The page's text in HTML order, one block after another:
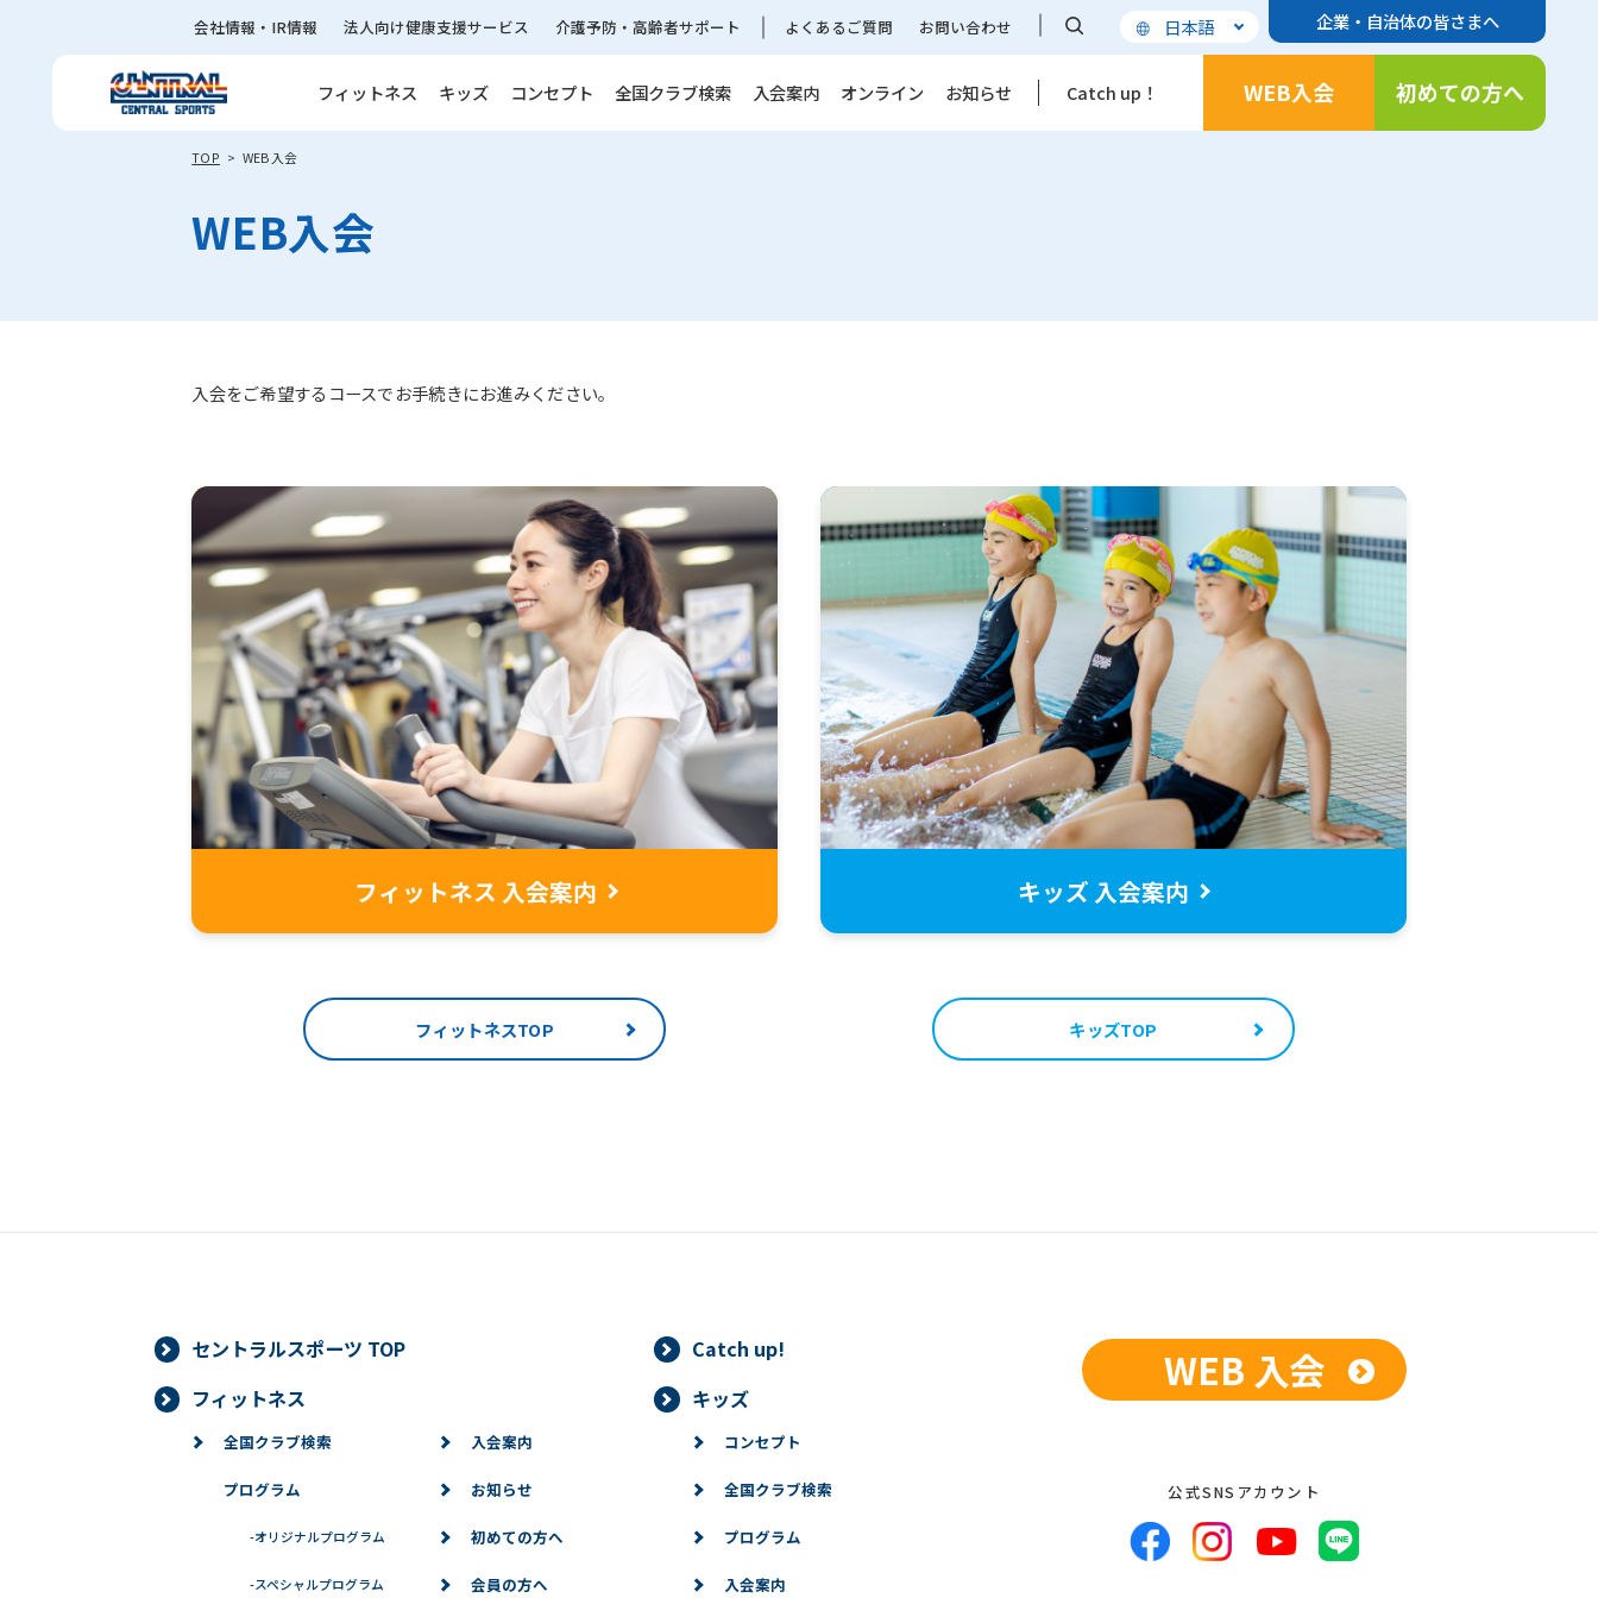
会社情報・IR情報 法人向け健康支援サービス 介護予防・高齢者サポート よくあるご質問 お問い合わせ 日本語 企業・自治体の皆さまへ
フィットネス キッズ コンセプト 全国クラブ検索 入会案内 オンライン お知らせ Catch up！ WEB入会 初めての方へ
TOP WEB入会
WEB入会
入会をご希望するコースでお手続きにお進みください。
フィットネス 入会案内
フィットネスTOP
キッズ 入会案内
キッズTOP
セントラルスポーツ TOP
Catch up!
フィットネス
全国クラブ検索
プログラム
-オリジナルプログラム
-スペシャルプログラム
入会案内
お知らせ
初めての方へ
会員の方へ
キッズ
コンセプト
全国クラブ検索
プログラム
入会案内
WEB 入会
公式SNSアカウント
For foreigners
Central Sports official website is
automatic translation) to return to
the top page.
However, if you use an automatic
translation service, the Japanese